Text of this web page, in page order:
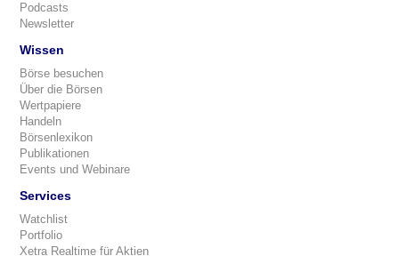
Podcasts
Newsletter
Wissen
Börse besuchen
Über die Börsen
Wertpapiere
Handeln
Börsenlexikon
Publikationen
Events und Webinare
Services
Watchlist
Portfolio
Xetra Realtime für Aktien